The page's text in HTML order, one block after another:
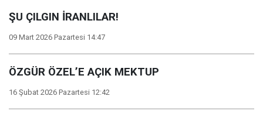
ŞU ÇILGIN İRANLILAR!
09 Mart 2026 Pazartesi 14:47
ÖZGÜR ÖZEL’E AÇIK MEKTUP
16 Şubat 2026 Pazartesi 12:42